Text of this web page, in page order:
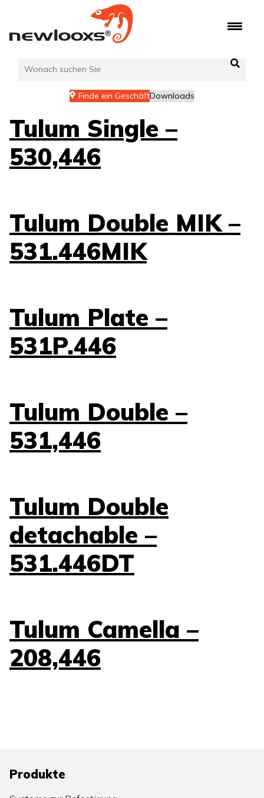
springen
Finde ein GeschäftDownloads
Tulum Single –
530,446
Tulum Double MIK –
531.446MIK
Tulum Plate –
531P.446
Tulum Double –
531,446
Tulum Double
detachable –
531.446DT
Tulum Camella –
208,446
Produkte